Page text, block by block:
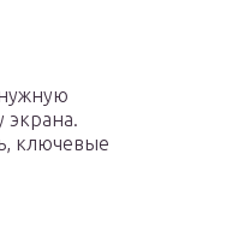
экрана.
ключевые